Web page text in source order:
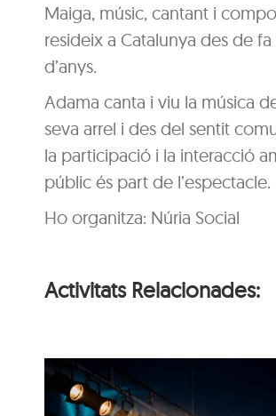
Maiga, músic, cantant i
resideix a Catalunya des de
d’anys.
Adama canta i viu la música
seva arrel i des del sentit
la participació i la interacció
públic és part de l’espectacle.
Ho organitza: Núria Social
Activitats Relacionades: